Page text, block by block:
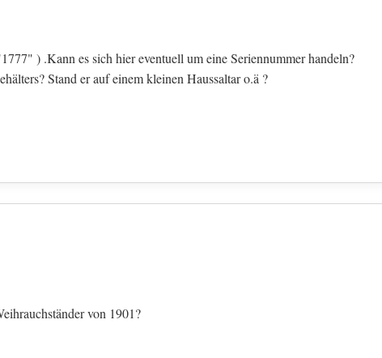
) .Kann es sich hier eventuell um eine Seriennummer handeln?
Stand er auf einem kleinen Haussaltar o.ä ?
von 1901?